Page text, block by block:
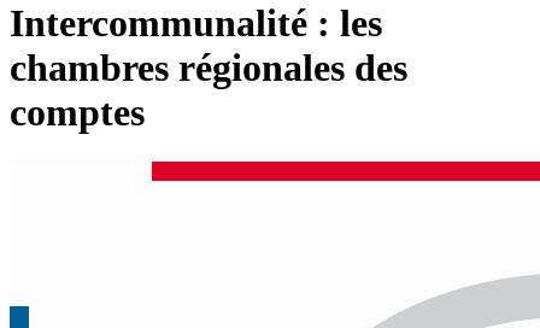
Intercommunalité : les
chambres régionales des
comptes